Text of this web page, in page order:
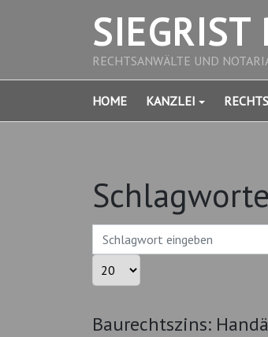
SIEGRIST
RECHTSANWÄLTE UND
HOME KANZLEI
Schlagworte
Schlagwort eingeben
Anzeige #
Baurechtszins: